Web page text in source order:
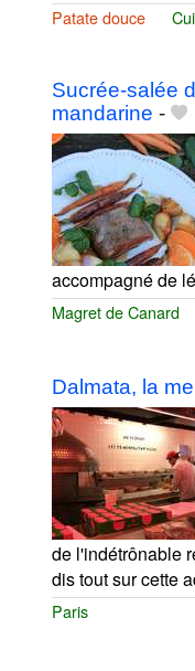
Patate douce
Sucrée-salée
mandarine -
accompagné de
Magret de Canard
Dalmata, la
de l'indétrônable
dis tout sur cette
Paris